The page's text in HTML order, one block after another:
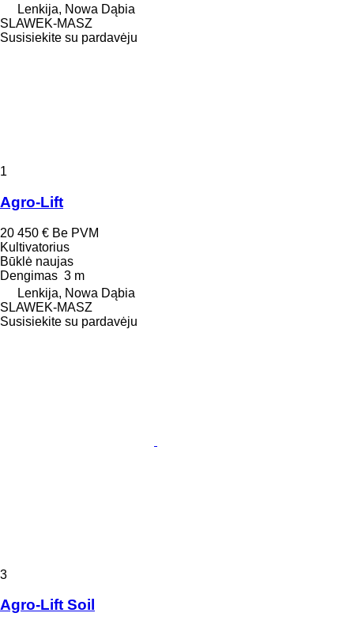
Lenkija, Nowa Dąbia
SLAWEK-MASZ
Susisiekite su pardavėju
1
Agro-Lift
20 450 € Be PVM
Kultivatorius
Būklė naujas
Dengimas 3 m
Lenkija, Nowa Dąbia
SLAWEK-MASZ
Susisiekite su pardavėju
3
Agro-Lift Soil